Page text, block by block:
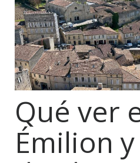
Qué ver
Émilion